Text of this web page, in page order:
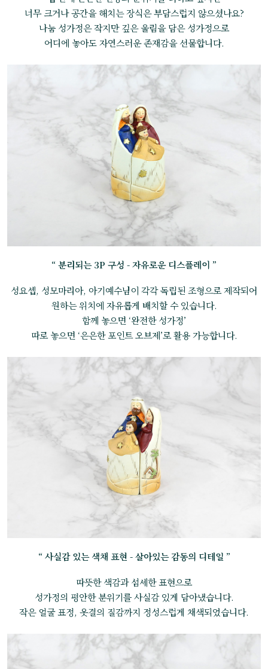
너무 크거나 공간을 해치는 장식은 부담스럽지 않으셨나요?
나눔 성가정은 작지만 깊은 울림을 담은 성가정으로
어디에 놓아도 자연스러운 존재감을 선물합니다.
“ 분리되는 3P 구성 - 자유로운 디스플레이 ”
성요셉, 성모마리아, 아기예수님이 각각 독립된 조형으로 제작되어
원하는 위치에 자유롭게 배치할 수 있습니다.
함께 놓으면 ‘완전한 성가정’
따로 놓으면 ‘은은한 포인트 오브제’로 활용 가능합니다.
“ 사실감 있는 색채 표현 - 살아있는 감동의 디테일 ”
따뜻한 색감과 섬세한 표현으로
성가정의 평안한 분위기를 사실감 있게 담아냈습니다.
작은 얼굴 표정, 옷결의 질감까지 정성스럽게 채색되었습니다.